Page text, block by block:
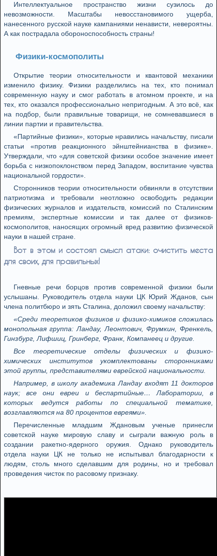
Интеллектуальное пространство жизни сузилось до
невозможности. Масштабы невосстановимого ущерба,
нанесенного русской науке кампаниями ненависти, невероятны.
А как пострадала обороноспособность страны!
Физики-космополиты
Открытие теории относительности и квантовой механики
изменило физику. Физики разделились на тех, кто понимал
современную науку и смог работать в атомном проекте, и на
тех, кто оказался профессионально непригодным. А это всё, как
на подбор, были правильные товарищи, не сомневавшиеся в
линии партии и правительства.
«Партийные физики», которые нравились начальству, писали
статьи «против реакционного эйнштейнианства в физике».
Утверждали, что «для советской физики особое значение имеет
борьба с низкопоклонством перед Западом, воспитание чувства
национальной гордости».
Сторонников теории относительности обвиняли в отсутствии
патриотизма и требовали неотложно освободить редакции
физических журналов и издательств, комиссий по Сталинским
премиям, экспертные комиссии и так далее от физиков-
космополитов, наносящих огромный вред развитию физической
науки в нашей стране.
Вот в этом и состоял смысл атаки: очистить места
для своих, для правильных!
Гневные речи борцов против современной физики были
услышаны. Руководитель отдела науки ЦК Юрий Жданов, сын
члена политбюро и зять Сталина, доложил своему начальству:
«Среди теоретиков физиков и физико-химиков сложилась
монопольная группа: Ландау, Леонтович, Фрумкин, Френкель,
Гинзбург, Лифшиц, Гринберг, Франк, Компанеец и другие.
Все теоретические отделы физических и физико-
химических институтов укомплектованы сторонниками
этой группы, представителями еврейской национальности.
Например, в школу академика Ландау входят 11 докторов
наук; все они евреи и беспартийные… Лаборатории, в
которых ведутся работы по специальной тематике,
возглавляются на 80 процентов евреями».
Перечисленные младшим Ждановым ученые принесли
советской науке мировую славу и сыграли важную роль в
создании ракетно-ядерного оружия. Однако руководитель
отдела науки ЦК не только не испытывал благодарности к
людям, столь много сделавшим для родины, но и требовал
проведения чисток по расовому признаку.